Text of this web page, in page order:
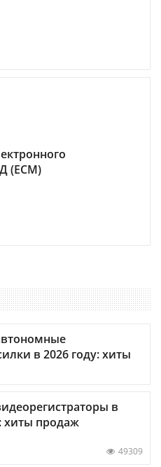
(ECM)
в 2026 году: хиты
в
хиты продаж
49309